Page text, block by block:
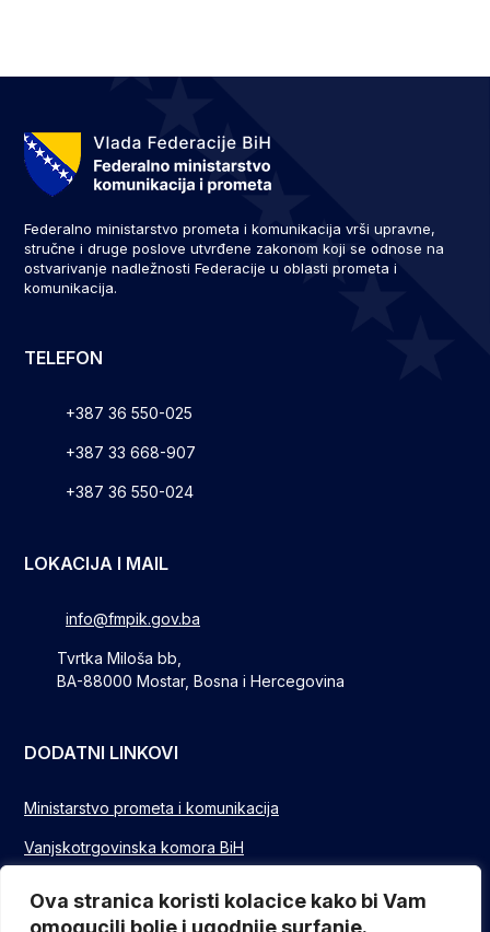
Ova stranica koristi kolacice kako bi Vam
omogucili bolje i ugodnije surfanje.
Federalno ministarstvo prometa i komunikacija vrši upravne,
stručne i druge poslove utvrđene zakonom koji se odnose na
ostvarivanje nadležnosti Federacije u oblasti prometa i
komunikacija.
TELEFON
+387 36 550-025
+387 33 668-907
+387 36 550-024
LOKACIJA I MAIL
info@fmpik.gov.ba
Tvrtka Miloša bb,
BA-88000 Mostar, Bosna i Hercegovina
DODATNI LINKOVI
Ministarstvo prometa i komunikacija
Vanjskotrgovinska komora BiH
FUZIP Sarajevo